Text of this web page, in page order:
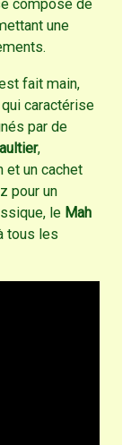
compose de
une
fait main,
caractérise
par de
,
et un cachet
pour un
le Mah
tous les